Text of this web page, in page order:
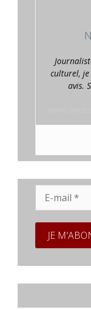
culturel, je
avis.
mail